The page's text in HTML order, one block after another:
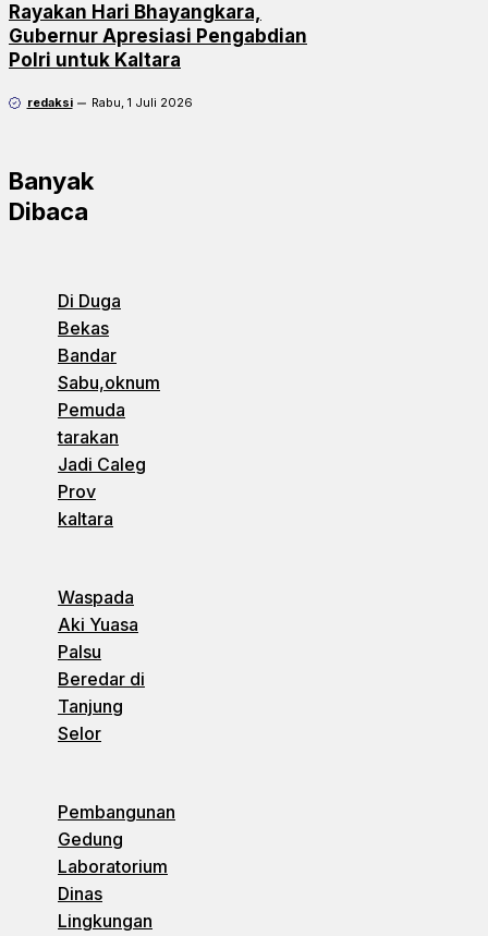
Rayakan Hari Bhayangkara,
Gubernur Apresiasi Pengabdian
Polri untuk Kaltara
redaksi Rabu, 1 Juli 2026
Banyak
Dibaca
Di Duga
Bekas
Bandar
Sabu,oknum
Pemuda
tarakan
Jadi Caleg
Prov
kaltara
Waspada
Aki Yuasa
Palsu
Beredar di
Tanjung
Selor
Pembangunan
Gedung
Laboratorium
Dinas
Lingkungan